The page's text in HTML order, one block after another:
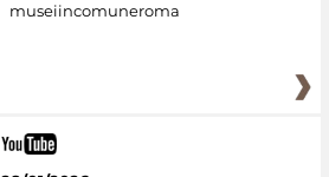
museiincomuneroma